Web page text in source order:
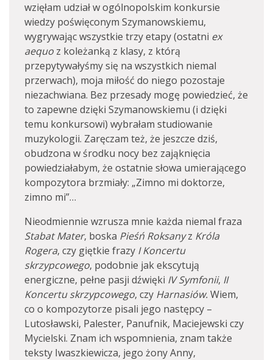
wzięłam udział w ogólnopolskim konkursie
wiedzy poświęconym Szymanowskiemu,
wygrywając wszystkie trzy etapy (ostatni ex
aequo z koleżanką z klasy, z którą
przepytywałyśmy się na wszystkich niemal
przerwach), moja miłość do niego pozostaje
niezachwiana. Bez przesady mogę powiedzieć, że
to zapewne dzięki Szymanowskiemu (i dzięki
temu konkursowi) wybrałam studiowanie
muzykologii. Zaręczam też, że jeszcze dziś,
obudzona w środku nocy bez zająknięcia
powiedziałabym, że ostatnie słowa umierającego
kompozytora brzmiały: „Zimno mi doktorze,
zimno mi”…
Nieodmiennie wzrusza mnie każda niemal fraza
Stabat Mater, boska Pieśń Roksanyz Króla
Rogera, czy giętkie frazy I Koncertu
skrzypcowego, podobnie jak ekscytują
energiczne, pełne pasji dźwięki IV Symfonii, II
Koncertu skrzypcowego, czy Harnasiów.Wiem,
co o kompozytorze pisali jego następcy –
Lutosławski, Palester, Panufnik, Maciejewski czy
Mycielski. Znam ich wspomnienia, znam także
teksty Iwaszkiewicza, jego żony Anny,